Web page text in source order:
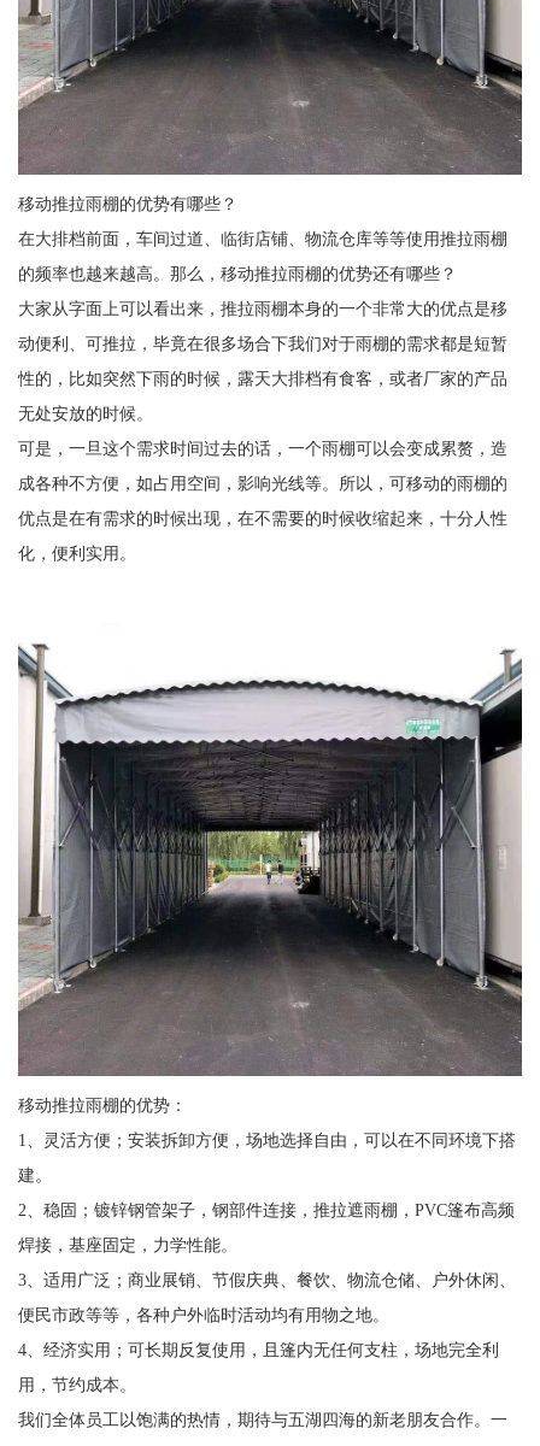
移动推拉雨棚的优势有哪些？
在大排档前面，车间过道、临街店铺、物流仓库等等使用推拉雨棚
的频率也越来越高。那么，移动推拉雨棚的优势还有哪些？
大家从字面上可以看出来，推拉雨棚本身的一个非常大的优点是移
动便利、可推拉，毕竟在很多场合下我们对于雨棚的需求都是短暂
性的，比如突然下雨的时候，露天大排档有食客，或者厂家的产品
无处安放的时候。
可是，一旦这个需求时间过去的话，一个雨棚可以会变成累赘，造
成各种不方便，如占用空间，影响光线等。所以，可移动的雨棚的
优点是在有需求的时候出现，在不需要的时候收缩起来，十分人性
化，便利实用。
移动推拉雨棚的优势：
1、灵活方便；安装拆卸方便，场地选择自由，可以在不同环境下搭
建。
2、稳固；镀锌钢管架子，钢部件连接，推拉遮雨棚，PVC篷布高频
焊接，基座固定，力学性能。
3、适用广泛；商业展销、节假庆典、餐饮、物流仓储、户外休闲、
便民市政等等，各种户外临时活动均有用物之地。
4、经济实用；可长期反复使用，且篷内无任何支柱，场地完全利
用，节约成本。
我们全体员工以饱满的热情，期待与五湖四海的新老朋友合作。一